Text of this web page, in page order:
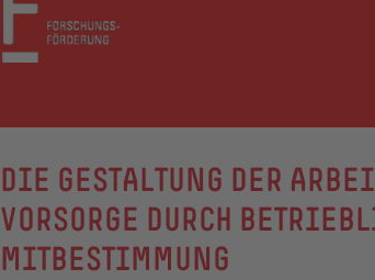
:
DIE GESTALTUNG DER
VORSORGE DURCH
MITBESTIMMUNG